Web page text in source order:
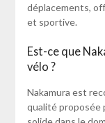
déplacements,
et sportive.
Est-ce que
vélo ?
Nakamura est
qualité proposée